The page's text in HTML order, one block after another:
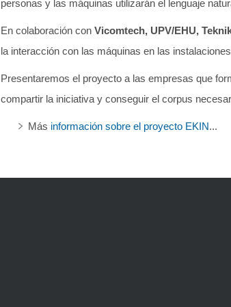
personas y las máquinas utilizarán el lenguaje
En colaboración con Vicomtech, UPV/EHU,
la interacción con las máquinas en las
Presentaremos el proyecto a las empresas que
compartir la iniciativa y conseguir el corpus
Más información sobre el proyecto EKIN...